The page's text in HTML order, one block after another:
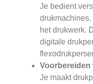
Je bedient
het drukwerk.
digitale
Voorbereiden
Je maakt